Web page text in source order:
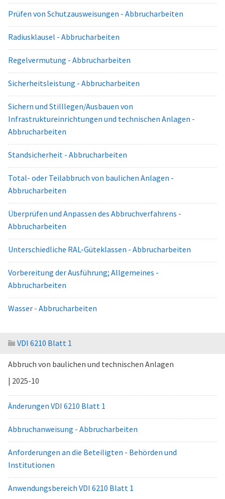
Prüfen von Schutzausweisungen - Abbrucharbeiten
Radiusklausel - Abbrucharbeiten
Regelvermutung - Abbrucharbeiten
Sicherheitsleistung - Abbrucharbeiten
Sichern und Stilllegen/Ausbauen von
Infrastruktureinrichtungen und technischen Anlagen -
Abbrucharbeiten
Standsicherheit - Abbrucharbeiten
Total- oder Teilabbruch von baulichen Anlagen -
Abbrucharbeiten
Überprüfen und Anpassen des Abbruchverfahrens -
Abbrucharbeiten
Unterschiedliche RAL-Güteklassen - Abbrucharbeiten
Vorbereitung der Ausführung; Allgemeines -
Abbrucharbeiten
Wasser - Abbrucharbeiten
VDI 6210 Blatt 1
Abbruch von baulichen und technischen Anlagen
| 2025-10
Änderungen VDI 6210 Blatt 1
Abbruchanweisung - Abbrucharbeiten
Anforderungen an die Beteiligten - Behörden und
Institutionen
Anwendungsbereich VDI 6210 Blatt 1